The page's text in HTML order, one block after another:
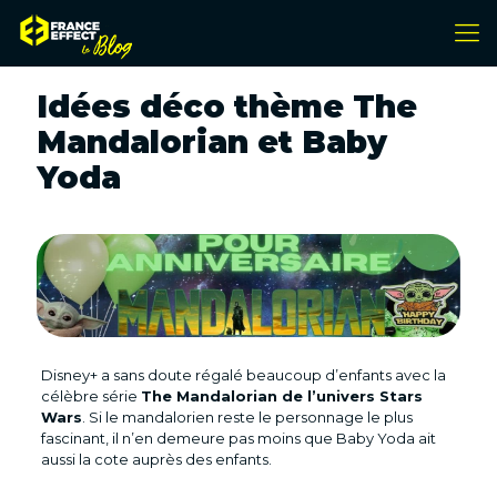
Idées déco thème The
Mandalorian et Baby
Yoda
Disney+ a sans doute régalé beaucoup d’enfants avec la
célèbre série The Mandalorian de l’univers Stars
Wars . Si le mandalorien reste le personnage le plus
fascinant, il n’en demeure pas moins que Baby Yoda ait
aussi la cote auprès des enfants.